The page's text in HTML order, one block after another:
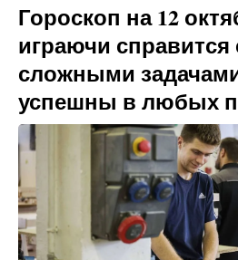
Гороскоп на 12
играючи
сложными
успешны в любых